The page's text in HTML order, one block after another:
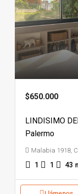
$650.000
LINDISIMO
Palermo
Malabia 1918,
1 1 43